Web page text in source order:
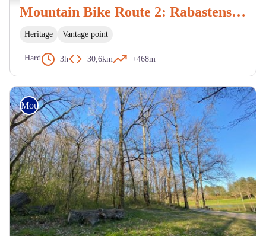
Mountain Bike Route 2: Rabastens to Saint-Martin
Heritage Vantage point
Hard 3h 30,6km +468m
Mountain Bike